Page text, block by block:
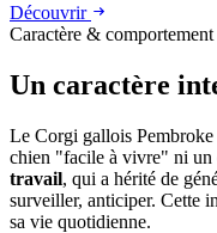
Découvrir
Caractère & comportement
Un caractère
Le Corgi gallois Pembroke
chien "facile à vivre" ni un
travail, qui a hérité de
surveiller, anticiper. Cette
sa vie quotidienne.